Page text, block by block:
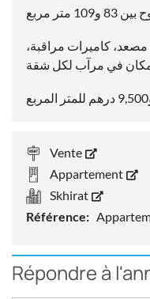
كاميرات مراقبة،
Vente
Appartement
Skhirat
Référence:
Répondre à